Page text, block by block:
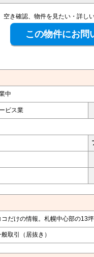
空き確認、物件を見たい・詳し
中
ビス業
コだけの情報。札幌中心部の13坪
般取引（居抜き）